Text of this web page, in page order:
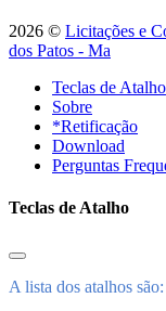
2026 © Licitações e
dos Patos - Ma
Teclas de Atalho
Sobre
*Retificação
Download
Perguntas
Teclas de Atalho
A lista dos atalhos são: